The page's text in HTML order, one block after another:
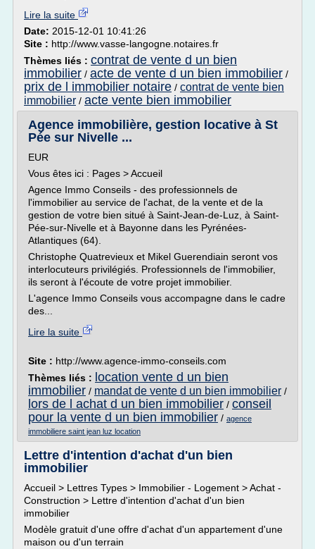
Lire la suite
Date: 2015-12-01 10:41:26
Site : http://www.vasse-langogne.notaires.fr
Thèmes liés : contrat de vente d un bien
immobilier / acte de vente d un bien immobilier /
prix de l immobilier notaire / contrat de vente bien
immobilier / acte vente bien immobilier
Agence immobilière, gestion locative à St
Pée sur Nivelle ...
EUR
Vous êtes ici : Pages > Accueil
Agence Immo Conseils - des professionnels de
l'immobilier au service de l'achat, de la vente et de la
gestion de votre bien situé à Saint-Jean-de-Luz, à Saint-
Pée-sur-Nivelle et à Bayonne dans les Pyrénées-
Atlantiques (64).
Christophe Quatrevieux et Mikel Guerendiain seront vos
interlocuteurs privilégiés. Professionnels de l'immobilier,
ils seront à l'écoute de votre projet immobilier.
L'agence Immo Conseils vous accompagne dans le cadre
des...
Lire la suite
Site : http://www.agence-immo-conseils.com
Thèmes liés : location vente d un bien
immobilier / mandat de vente d un bien immobilier /
lors de l achat d un bien immobilier / conseil
pour la vente d un bien immobilier / agence
immobiliere saint jean luz location
Lettre d'intention d'achat d'un bien
immobilier
Accueil > Lettres Types > Immobilier - Logement > Achat -
Construction > Lettre d'intention d'achat d'un bien
immobilier
Modèle gratuit d'une offre d'achat d'un appartement d'une
maison ou d'un terrain